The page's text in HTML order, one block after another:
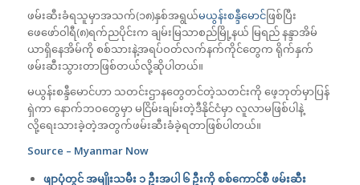
ဖမ်းဆီးခံရသူမှာအသက်(၁၈)နှစ်အရွယ်မယွန်းစန္ဒီမောင်ဖြစ်ပြီး
ဖေဖော်ဝါရီ(၈)ရက်ညပိုင်းက ချမ်းမြသာစည်မြို့နယ် မြရည် နန္ဒာအိမ်
ယာရှိနေအိမ်ကို စစ်သားနဲ့အရပ်ဝတ်လက်နက်ကိုင်တွေက ရိုက်နှက်
ဖမ်းဆီးသွားတာဖြစ်တယ်လို့ဆိုပါတယ်။
မယွန်းစန္ဒီမောင်ဟာ သတင်းဌာနတွေတင်တဲ့သတင်းကို ဖေ့ဘုတ်မှာပြန်
ရှဲကာ နောက်ဘဝတွေမှာ မငြိမ်းချမ်းတဲ့ဒီနိုင်ငံမှာ လူလာမဖြစ်ပါနဲ့
လို့‌ရေးသားခဲ့တဲ့အတွက်ဖမ်းဆီးခံခဲ့ရတာဖြစ်ပါတယ်။
Source – Myanmar Now
ဖျာပုံတွင် အမျိုးသမီး ၁ ဦးအပါ ၆ ဦးကို စစ်ကောင်စီ ဖမ်းဆီး